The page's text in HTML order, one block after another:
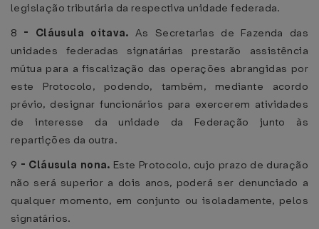
legislação tributária da respectiva unidade federada.
8 - Cláusula oitava. As Secretarias de Fazenda das
unidades federadas signatárias prestarão assistência
mútua para a fiscalização das operações abrangidas por
este Protocolo, podendo, também, mediante acordo
prévio, designar funcionários para exercerem atividades
de interesse da unidade da Federação junto às
repartições da outra.
9 - Cláusula nona. Este Protocolo, cujo prazo de duração
não será superior a dois anos, poderá ser denunciado a
qualquer momento, em conjunto ou isoladamente, pelos
signatários.